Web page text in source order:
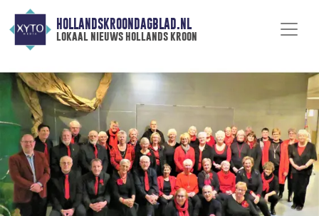
HOLLANDSKROONDAGBLAD.NL
lokaal nieuws hollands kroon